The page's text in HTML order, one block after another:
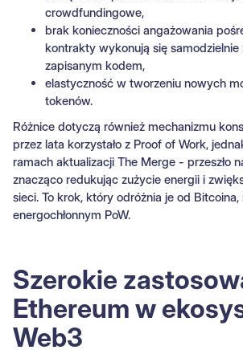
crowdfundingowe,
brak konieczności angażowania
kontrakty wykonują się samodzielnie
zapisanym kodem,
elastyczność w tworzeniu nowych
tokenów.
Różnice dotyczą również mechanizmu
przez lata korzystało z Proof of Work,
ramach aktualizacji The Merge - przeszło
znacząco redukując zużycie energii i
sieci. To krok, który odróżnia je od
energochłonnym PoW.
Szerokie
Ethereum w
Web3